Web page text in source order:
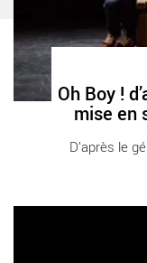
Oh Boy !
mise en
L’Autre Monde ou
Savinien de Cyrano
Benjamin Lazar -